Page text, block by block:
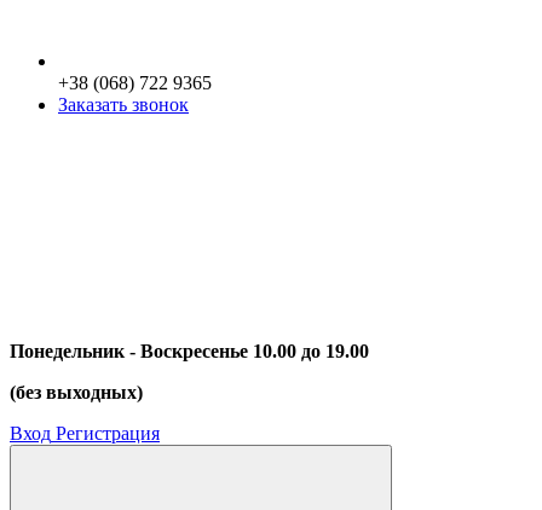
+38 (068) 722 9365
Заказать звонок
Понедельник - Воскресенье 10.00 до 19.00
(без выходных)
Вход Регистрация